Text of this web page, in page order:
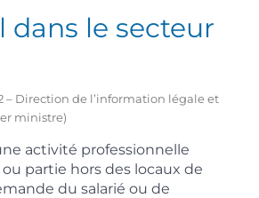
dans le secteur
– Direction de l’information légale et
ministre)
activité professionnelle
partie hors des locaux de
du salarié ou de